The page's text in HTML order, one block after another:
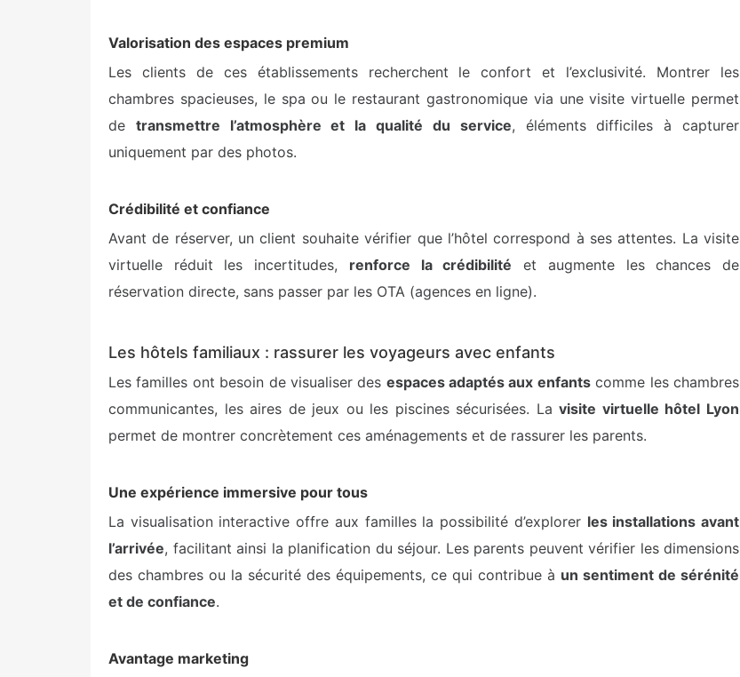
Valorisation des espaces premium
Les clients de ces établissements recherchent le confort et l’exclusivité. Montrer les
chambres spacieuses, le spa ou le restaurant gastronomique via une visite virtuelle permet
de transmettre l’atmosphère et la qualité du service, éléments difficiles à capturer
uniquement par des photos.
Crédibilité et confiance
Avant de réserver, un client souhaite vérifier que l’hôtel correspond à ses attentes. La visite
virtuelle réduit les incertitudes, renforce la crédibilité et augmente les chances de
réservation directe, sans passer par les OTA (agences en ligne).
Les hôtels familiaux : rassurer les voyageurs avec enfants
Les familles ont besoin de visualiser des espaces adaptés aux enfantscomme les chambres
communicantes, les aires de jeux ou les piscines sécurisées. Lavisite virtuelle hôtel Lyon
permet de montrer concrètement ces aménagements et de rassurer les parents.
Une expérience immersive pour tous
La visualisation interactive offre aux familles la possibilité d’explorer les installations avant
l’arrivée, facilitant ainsi la planification du séjour. Les parents peuvent vérifier les dimensions
des chambres ou la sécurité des équipements, ce qui contribue à un sentiment de sérénité
et de confiance.
Avantage marketing